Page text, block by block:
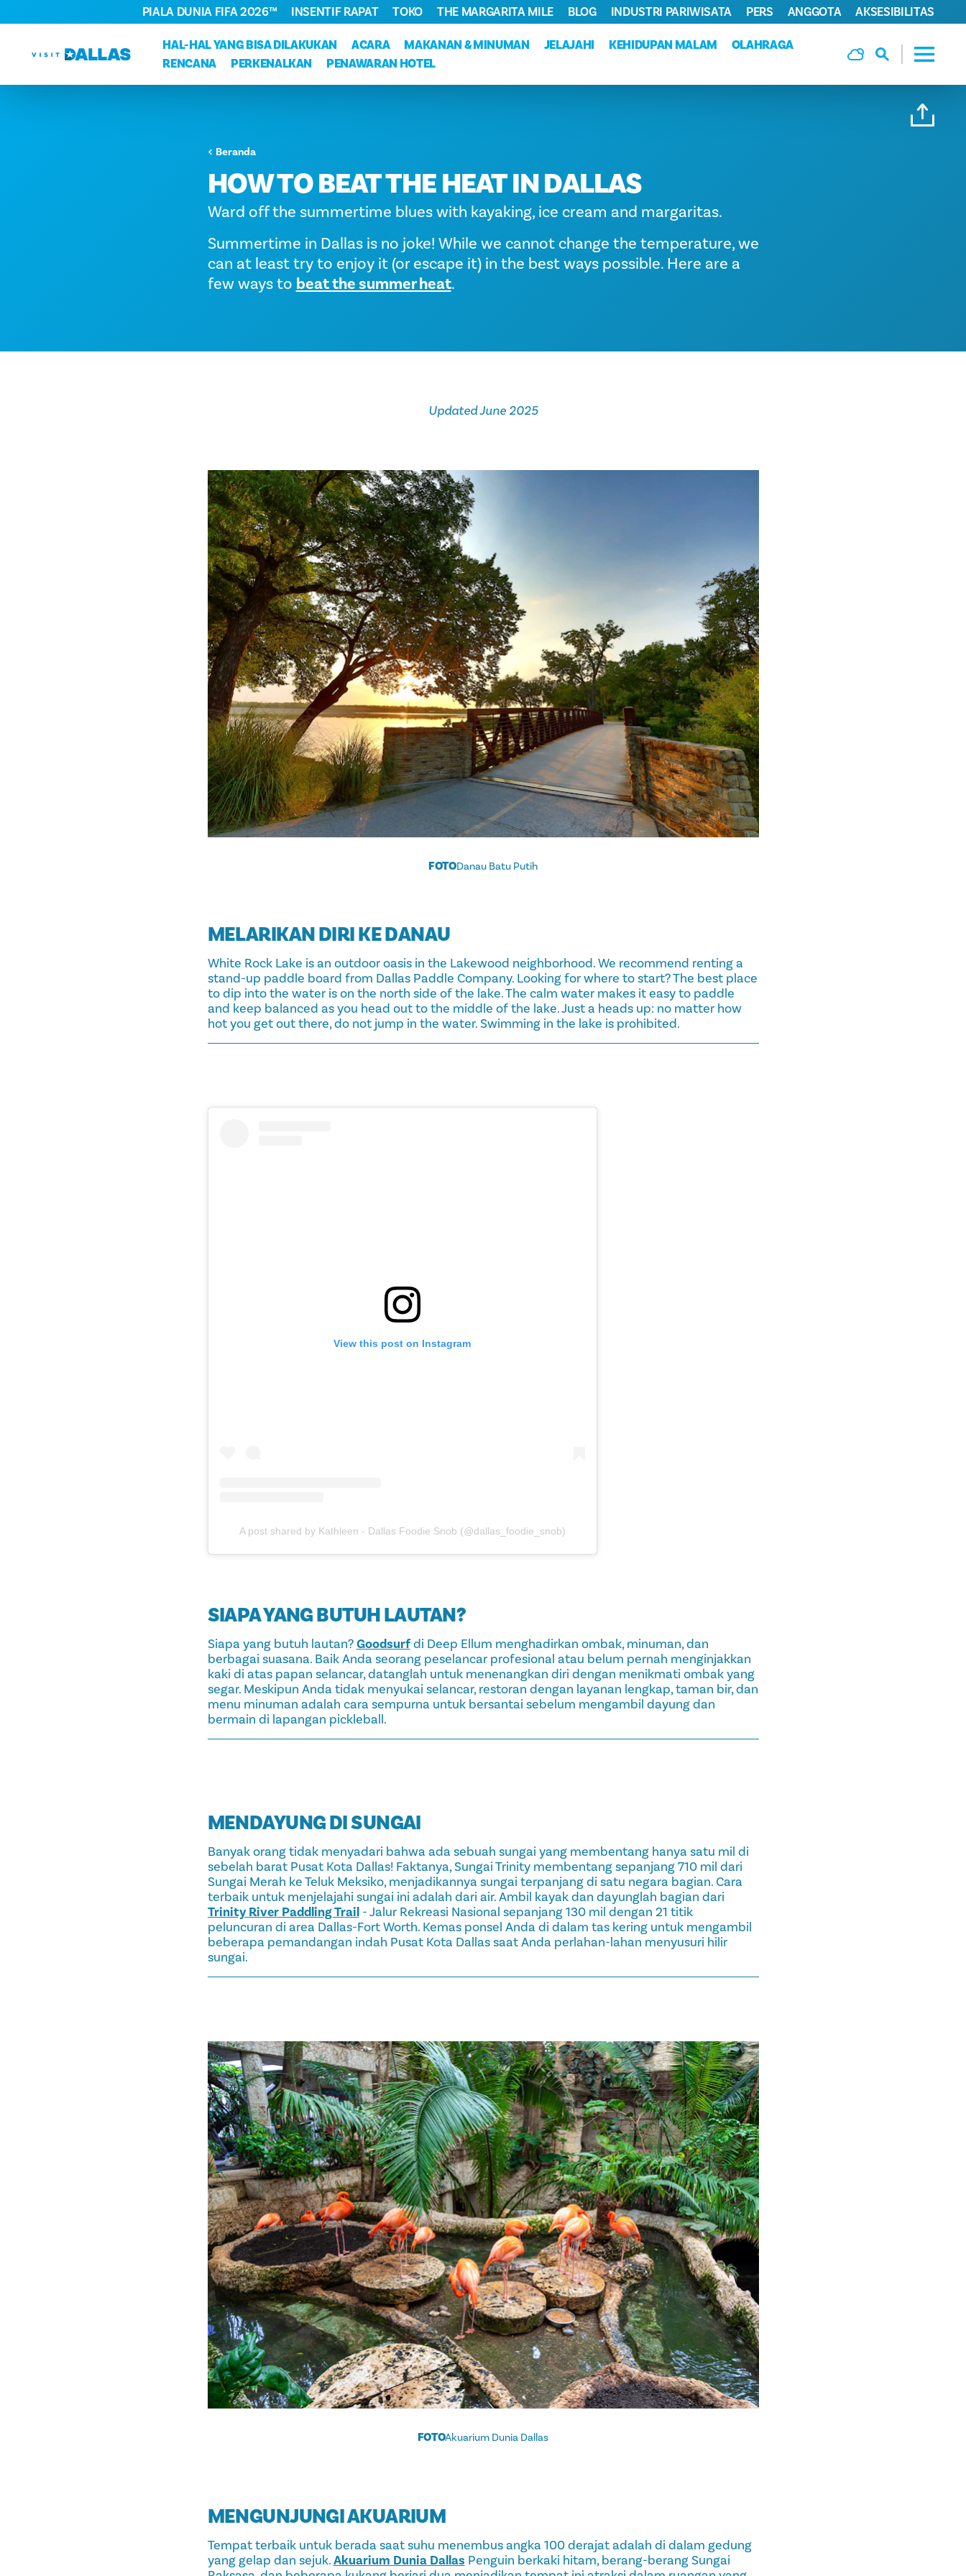
Langsung ke isi
HAL-HAL YANG BISA DILAKUKAN ACARA MAKANAN & MINUMAN JELAJAHI KEHIDUPAN MALAM
OLAHRAGA
RENCANA
PERKENALKAN PENAWARAN HOTEL
PIALA DUNIA FIFA 2026™ INSENTIF RAPAT TOKO THE MARGARITA MILE BLOG INDUSTRI PARIWISATA PERS ANGGOTA AKSESIBILITAS
Beranda
HOW TO BEAT THE HEAT IN DALLAS
Ward off the summertime blues with kayaking, ice cream and margaritas.
Summertime in Dallas is no joke! While we cannot change the temperature, we
can at least try to enjoy it (or escape it) in the best ways possible. Here are a
few ways to beat the summer heat.
Updated June 2025
FOTODanau Batu Putih
MELARIKAN DIRI KE DANAU
White Rock Lake is an outdoor oasis in the Lakewood neighborhood. We recommend renting a
stand-up paddle board from Dallas Paddle Company. Looking for where to start? The best place
to dip into the water is on the north side of the lake. The calm water makes it easy to paddle
and keep balanced as you head out to the middle of the lake. Just a heads up: no matter how
hot you get out there, do not jump in the water. Swimming in the lake is prohibited.
View this post on Instagram
A post shared by Kathleen - Dallas Foodie Snob (@dallas_foodie_snob)
SIAPA YANG BUTUH LAUTAN?
Siapa yang butuh lautan?Goodsurfdi Deep Ellum menghadirkan ombak, minuman, dan
berbagai suasana. Baik Anda seorang peselancar profesional atau belum pernah menginjakkan
kaki di atas papan selancar, datanglah untuk menenangkan diri dengan menikmati ombak yang
segar. Meskipun Anda tidak menyukai selancar, restoran dengan layanan lengkap, taman bir, dan
menu minuman adalah cara sempurna untuk bersantai sebelum mengambil dayung dan
bermain di lapangan pickleball.
MENDAYUNG DI SUNGAI
Banyak orang tidak menyadari bahwa ada sebuah sungai yang membentang hanya satu mil di
sebelah barat Pusat Kota Dallas! Faktanya, Sungai Trinity membentang sepanjang 710 mil dari
Sungai Merah ke Teluk Meksiko, menjadikannya sungai terpanjang di satu negara bagian. Cara
terbaik untuk menjelajahi sungai ini adalah dari air. Ambil kayak dan dayunglah bagian dari
Trinity River Paddling Trail- Jalur Rekreasi Nasional sepanjang 130 mil dengan 21 titik
peluncuran di area Dallas-Fort Worth. Kemas ponsel Anda di dalam tas kering untuk mengambil
beberapa pemandangan indah Pusat Kota Dallas saat Anda perlahan-lahan menyusuri hilir
sungai.
FOTOAkuarium Dunia Dallas
MENGUNJUNGI AKUARIUM
Tempat terbaik untuk berada saat suhu menembus angka 100 derajat adalah di dalam gedung
yang gelap dan sejuk.Akuarium Dunia Dallas Penguin berkaki hitam, berang-berang Sungai